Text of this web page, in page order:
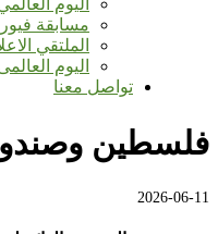
اليوم العالمي
مسابقة
الملتقي
اليوم العالمى
تواصل معنا
فلسطين وصندوق
2026-06-11